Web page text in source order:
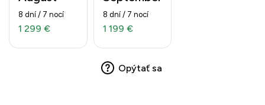
8 dní / 7 nocí
1 299 €
8 dní / 7 nocí
1 199 €
Opýtať sa